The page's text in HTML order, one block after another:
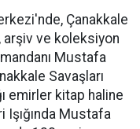
Çanakkale
arşiv ve koleksiyon
Mustafa
Savaşları
emirler kitap haline
Işığında Mustafa